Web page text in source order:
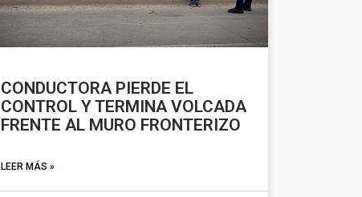
CONDUCTORA PIERDE EL
CONTROL Y TERMINA VOLCADA
FRENTE AL MURO FRONTERIZO
LEER MÁS »